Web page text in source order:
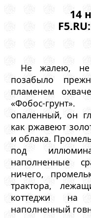
14
Не жалею, не
позабыло
пламенем
«Фобос-
опаленный, он
как ржавеют
и облака.
под
наполненные
ничего,
трактора,
коттеджи на
наполненный